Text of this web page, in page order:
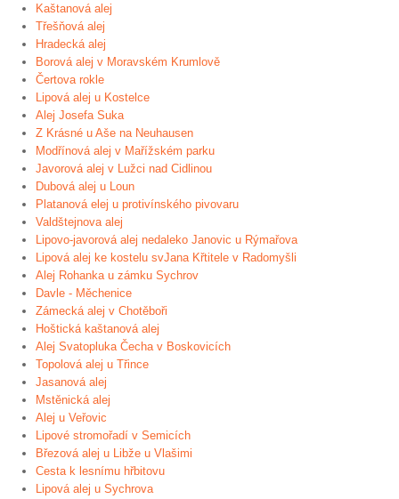
Kaštanová alej
Třešňová alej
Hradecká alej
Borová alej v Moravském Krumlově
Čertova rokle
Lipová alej u Kostelce
Alej Josefa Suka
Z Krásné u Aše na Neuhausen
Modřínová alej v Mařížském parku
Javorová alej v Lužci nad Cidlinou
Dubová alej u Loun
Platanová elej u protivínského pivovaru
Valdštejnova alej
Lipovo-javorová alej nedaleko Janovic u Rýmařova
Lipová alej ke kostelu svJana Křtitele v Radomyšli
Alej Rohanka u zámku Sychrov
Davle - Měchenice
Zámecká alej v Chotěboři
Hoštická kaštanová alej
Alej Svatopluka Čecha v Boskovicích
Topolová alej u Třince
Jasanová alej
Mstěnická alej
Alej u Veřovic
Lipové stromořadí v Semicích
Březová alej u Libže u Vlašimi
Cesta k lesnímu hřbitovu
Lipová alej u Sychrova